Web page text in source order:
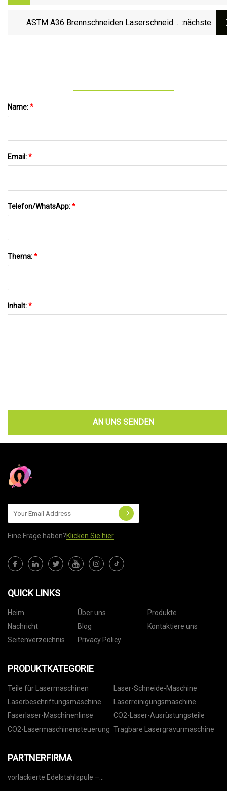
Automobil/Luft- und
Raumfahrt/Maschinenbau/Schiffbau/
ASTM A36 Brennschneiden Laserschneiden :nächste
Name:*
Email:*
Telefon/WhatsApp:*
Thema:*
Inhalt:*
AN UNS SENDEN
Eine Frage haben?Klicken Sie hier
QUICK LINKS
Heim Über uns
Produkte
Nachricht
Blog
Kontaktiere uns
Seitenverzeichnis
Privacy Policy
PRODUKTKATEGORIE
Teile für Lasermaschinen
Laser-Schneide-Maschine
Laserbeschriftungsmaschine
Laserreinigungsmaschine
Faserlaser-Maschinenlinse
CO2-Laser-Ausrüstungsteile
CO2-Lasermaschinensteuerung Tragbare Lasergravurmaschine
PARTNERFIRMA
vorlackierte Edelstahlspule –